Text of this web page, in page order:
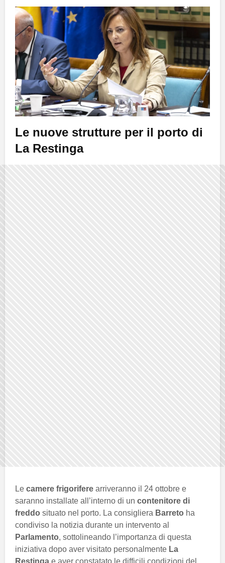
Le nuove strutture per il porto di
La Restinga
Le camere frigorifere arriveranno il 24 ottobre e
saranno installate all’interno di un contenitore di
freddo situato nel porto. La consigliera Barreto ha
condiviso la notizia durante un intervento al
Parlamento, sottolineando l’importanza di questa
iniziativa dopo aver visitato personalmente La